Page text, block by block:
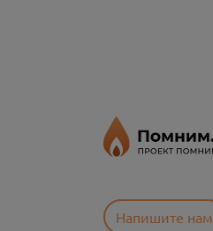
Напишите нам